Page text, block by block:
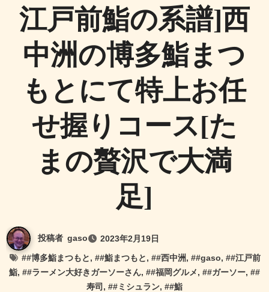
江戸前鮨の系譜]西
中洲の博多鮨まつ
もとにて特上お任
せ握りコース[た
まの贅沢で大満
足]
投稿者 gaso
2023年2月19日
##博多鮨まつもと, ##鮨まつもと, ##西中洲, ##gaso, ##江戸前
鮨, ##ラーメン大好きガーソーさん, ##福岡グルメ, ##ガーソー, ##
寿司 , ##ミシュラン, ##鮨